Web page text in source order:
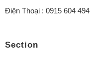
Điện Thoại : 0915 604 494
Section